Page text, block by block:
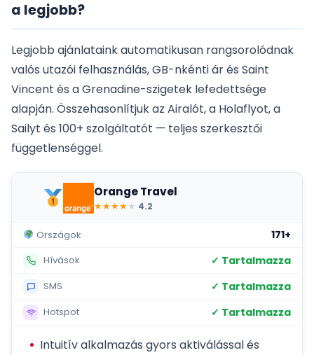
a legjobb?
Legjobb ajánlataink automatikusan rangsorolódnak
valós utazói felhasználás, GB-nkénti ár és Saint
Vincent és a Grenadine-szigetek lefedettsége
alapján. Összehasonlítjuk az Airalót, a Holaflyot, a
Sailyt és 100+ szolgáltatót — teljes szerkesztői
függetlenséggel.
Orange Travel
★★★★★ 4.2
Országok 171+
Hívások ✓ Tartalmazza
SMS ✓ Tartalmazza
Hotspot ✓ Tartalmazza
Intuitív alkalmazás gyors aktiválással és